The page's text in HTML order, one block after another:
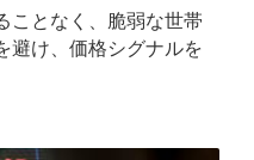
ことなく、脆弱な世帯
避け、価格シグナルを